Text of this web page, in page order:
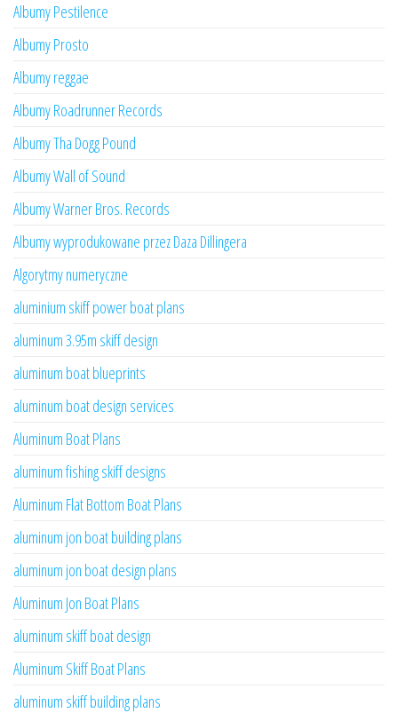
Albumy Pestilence
Albumy Prosto
Albumy reggae
Albumy Roadrunner Records
Albumy Tha Dogg Pound
Albumy Wall of Sound
Albumy Warner Bros. Records
Albumy wyprodukowane przez Daza Dillingera
Algorytmy numeryczne
aluminium skiff power boat plans
aluminum 3.95m skiff design
aluminum boat blueprints
aluminum boat design services
Aluminum Boat Plans
aluminum fishing skiff designs
Aluminum Flat Bottom Boat Plans
aluminum jon boat building plans
aluminum jon boat design plans
Aluminum Jon Boat Plans
aluminum skiff boat design
Aluminum Skiff Boat Plans
aluminum skiff building plans